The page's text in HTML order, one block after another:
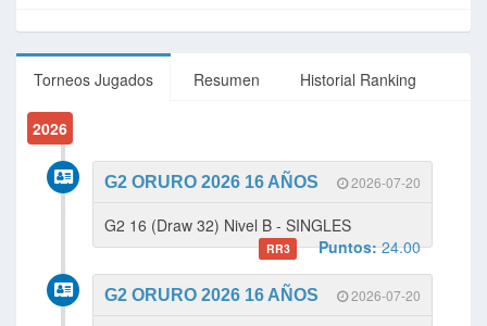
Torneos Jugados Resumen Historial Ranking
2026
2026-07-20
G2 ORURO 2026 16 AÑOS
G2 16 (Draw 32) Nivel B - SINGLES
RR3 Puntos:24.00
2026-07-20
G2 ORURO 2026 16 AÑOS